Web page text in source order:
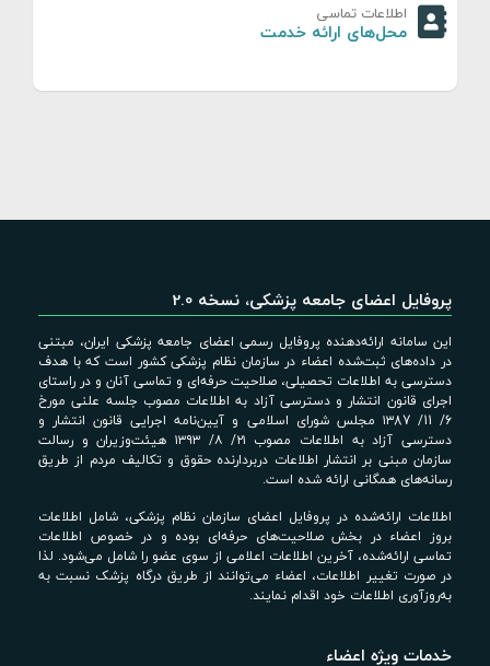
اطلاعات تماسی
محل‌های ارائه خدمت
پروفایل اعضای جامعه پزشکی، نسخه 2.0
این سامانه ارائه‌دهنده پروفایل رسمی اعضای جامعه پزشکی ایران، مبتنی
در داده‌های ثبت‌شده اعضاء در سازمان نظام پزشکی کشور است که با هدف
دسترسی به اطلاعات تحصیلی، صلاحیت حرفه‌ای و تماسی آنان و در راستای
اجرای قانون انتشار و دسترسی آزاد به اطلاعات مصوب جلسه علنی مورخ
6/ 11/ ۱۳87 مجلس شورای اسلامی و آیین‌نامه اجرایی قانون انتشار و
دسترسی آزاد به اطلاعات مصوب ۲۱/ ۸/ ۱۳۹۳ هیئت‌وزیران و رسالت
سازمان مبنی بر انتشار اطلاعات دربردارنده حقوق و تکالیف مردم از طریق
رسانه‌های همگانی ارائه شده است.
اطلاعات ارائه‌شده در پروفایل اعضای سازمان نظام پزشکی، شامل اطلاعات
بروز اعضاء در بخش صلاحیت‌های حرفه‌ای بوده و در خصوص اطلاعات
تماسی ارائه‌شده، آخرین اطلاعات اعلامی از سوی عضو را شامل می‌شود. لذا
در صورت تغییر اطلاعات، اعضاء می‌توانند از طریق درگاه پزشک نسبت به
به‌روزآوری اطلاعات خود اقدام نمایند.
خدمات ویژه اعضاء